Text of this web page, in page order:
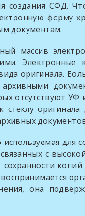
создания СФД.
форму
документам.
оригинала.
отсутствуют
оригинала
для
с
она